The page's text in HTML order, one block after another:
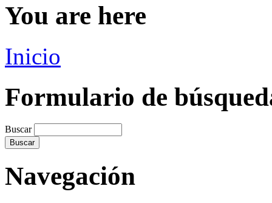
You are here
Inicio
Formulario de
Buscar
Navegación